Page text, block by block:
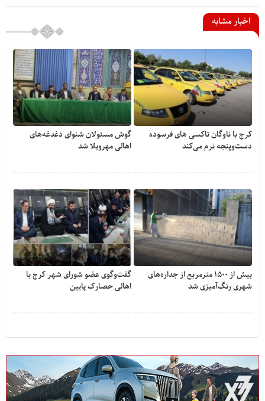
اخبار مشابه
کرج با ناوگان تاکسی های فرسوده
دست‌وپنجه نرم می‌کند
گوش مسئولان شنوای دغدغه‎‌های
اهالی مهرویلا شد
بیش از ۱۵۰۰ مترمربع از جداره‌های
شهری رنگ‌آمیزی شد
گفت‌وگوی عضو شورای شهر کرج با
اهالی حصارک پایین